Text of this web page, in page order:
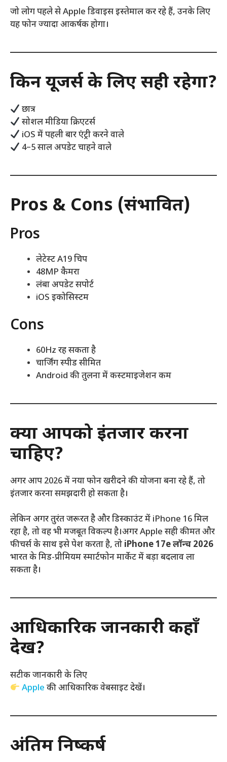
जो लोग पहले से Apple डिवाइस इस्तेमाल कर रहे हैं, उनके लिए
यह फोन ज्यादा आकर्षक होगा।
किन यूजर्स के लिए सही रहेगा?
छात्र
सोशल मीडिया क्रिएटर्स
iOS में पहली बार एंट्री करने वाले
4–5 साल अपडेट चाहने वाले
Pros & Cons (संभावित)
Pros
लेटेस्ट A19 चिप
48MP कैमरा
लंबा अपडेट सपोर्ट
iOS इकोसिस्टम
Cons
60Hz रह सकता है
चार्जिंग स्पीड सीमित
Android की तुलना में कस्टमाइजेशन कम
क्या आपको इंतजार करना
चाहिए?
अगर आप 2026 में नया फोन खरीदने की योजना बना रहे हैं, तो
इंतजार करना समझदारी हो सकता है।
लेकिन अगर तुरंत जरूरत है और डिस्काउंट में iPhone 16 मिल
रहा है, तो वह भी मजबूत विकल्प है।अगर Apple सही कीमत और
फीचर्स के साथ इसे पेश करता है, तो iPhone 17e लॉन्च 2026
भारत के मिड-प्रीमियम स्मार्टफोन मार्केट में बड़ा बदलाव ला
सकता है।
आधिकारिक जानकारी कहाँ
देखें?
सटीक जानकारी के लिए
Appleकी आधिकारिक वेबसाइट देखें।
अंतिम निष्कर्ष